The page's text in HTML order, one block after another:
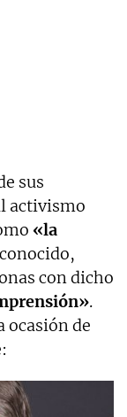
sus
activismo
«la
con dicho
.
ocasión de